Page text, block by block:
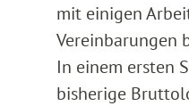
mit einigen
Vereinbarungen
In einem ersten
bisherige